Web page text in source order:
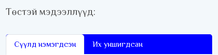
Төстэй мэдээллүүд:
Сүүлд нэмэгдсэн Их уншигдсан